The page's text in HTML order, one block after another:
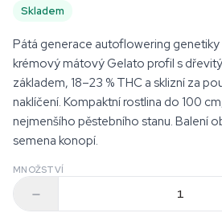
Skladem
Pátá generace autoflowering
krémový mátový Gelato profil s
základem, 18–23 % THC a sklizní za
naklíčení. Kompaktní rostlina do 100
nejmenšího pěstebního stanu. Balení
semena konopí.
MNOŽSTVÍ